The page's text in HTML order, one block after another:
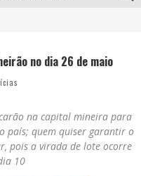
no dia 26 de maio
na capital mineira para
país; quem quiser garantir o
pois a virada de lote ocorre
10